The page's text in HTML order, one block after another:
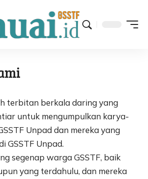
terbitan berkala daring yang
untuk mengumpulkan karya-
Unpad dan mereka yang
GSSTF Unpad.
segenap warga GSSTF, baik
yang terdahulu, dan mereka